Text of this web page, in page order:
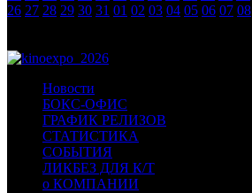
26 27 28 29 30 31 01 02 03 04 05 06 07 08
Новости
БОКС-ОФИС
ГРАФИК РЕЛИЗОВ
СТАТИСТИКА
СОБЫТИЯ
ЛИКБЕЗ ДЛЯ К/Т
о КОМПАНИИ